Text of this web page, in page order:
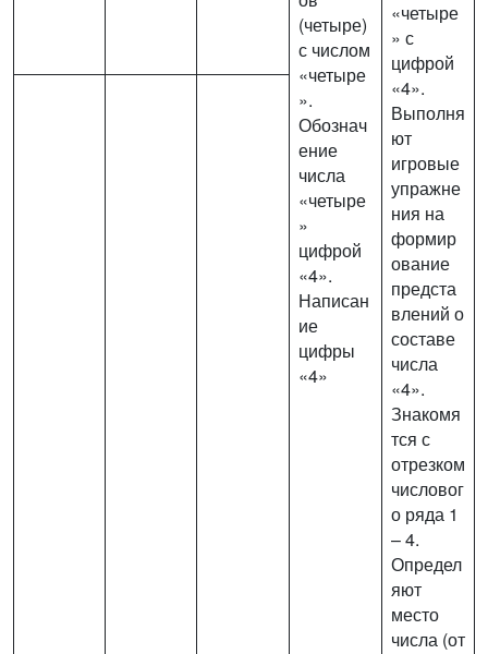
(четыре)
с числом
«четыре
».
Обознач
ение
числа
«четыре
»
цифрой
«4».
Написан
ие
цифры
«4»
«четыре
» с
цифрой
«4».
Выполня
ют
игровые
упражне
ния на
формир
ование
предста
влений о
составе
числа
«4».
Знакомя
тся с
отрезком
числовог
о ряда 1
– 4.
Определ
яют
место
числа (от